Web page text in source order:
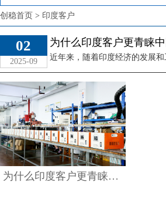
创稳首页 > 印度客户
02
2025-09
为什么印度客户更青睐
为什么印度客户更青睐中国稳压器？
为什么印度客户更青睐
查看详情